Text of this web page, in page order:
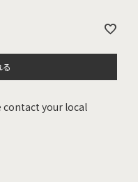
contact your local